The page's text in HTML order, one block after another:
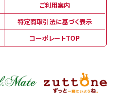
ご利用案内
特定商取引法に基づく表示
コーポレートTOP